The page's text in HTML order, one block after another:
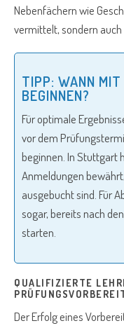
Nebenfächern wie
vermittelt, sondern
TIPP: WANN MIT
BEGINNEN?
Für optimale
vor dem
beginnen. In Stuttgart
Anmeldungen
ausgebucht sind. Für
sogar, bereits nach
starten.
QUALIFIZIERTE
Der Erfolg eines